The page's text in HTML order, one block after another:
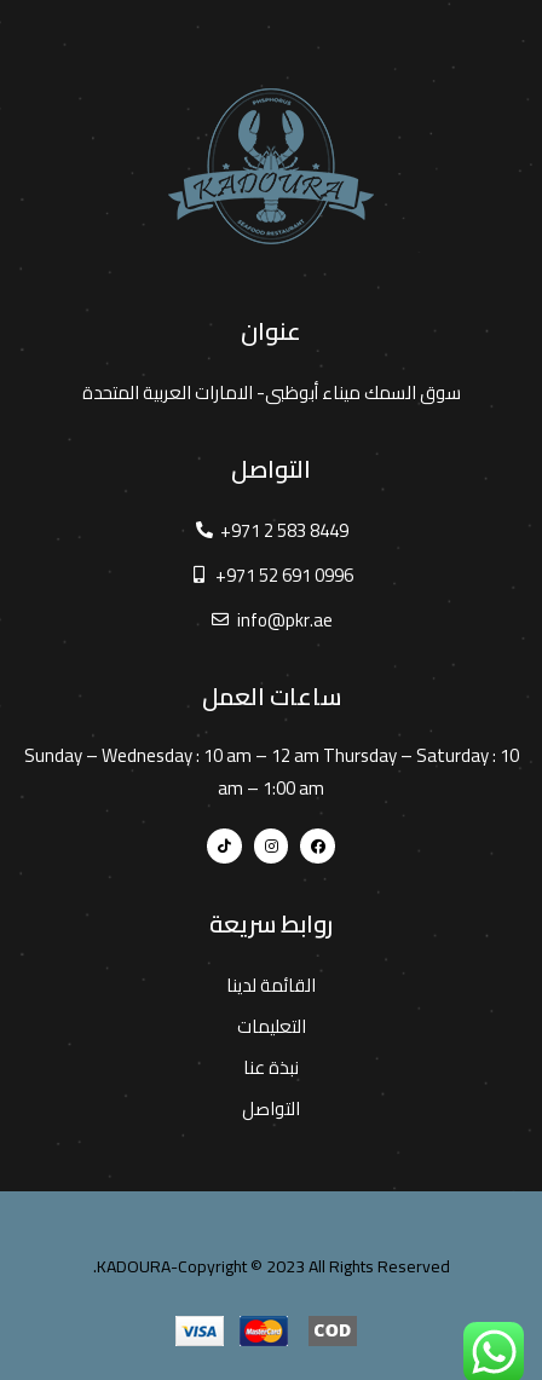
عنوان
سوق السمك ميناء أبوظبى- الامارات العربية المتحدة
التواصل
+971 2 583 8449
+971 52 691 0996
info@pkr.ae
ساعات العمل
Sunday – Wednesday : 10 am – 12 amThursday – Saturday : 10
am – 1:00 am
روابط سريعة
القائمة لدينا
التعليمات
نبذة عنا
التواصل
KADOURA-Copyright © 2023 All Rights Reserved.